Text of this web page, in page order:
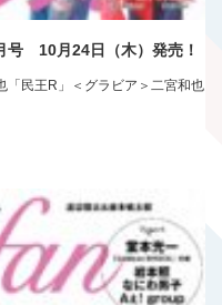
号 10月24日（木）発売！
「民王R」＜グラビア＞二宮和也